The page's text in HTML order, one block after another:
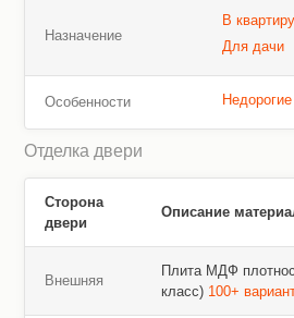
Назначение
В квартиру
Для дачи
Особенности Недорогие
Отделка двери
Сторона
двери
Описание
Внешняя
Плита МДФ
класс) 100+